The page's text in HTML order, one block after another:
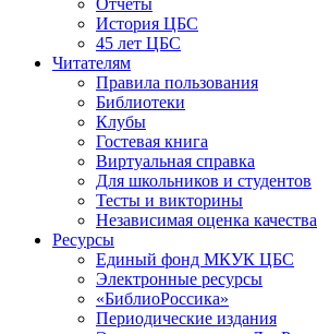
Отчёты
История ЦБС
45 лет ЦБС
Читателям
Правила пользования
Библиотеки
Клубы
Гостевая книга
Виртуальная справка
Для школьников и студентов
Тесты и викторины
Независимая оценка качества
Ресурсы
Единый фонд МКУК ЦБС
Электронные ресурсы
«БиблиоРоссика»
Периодические издания